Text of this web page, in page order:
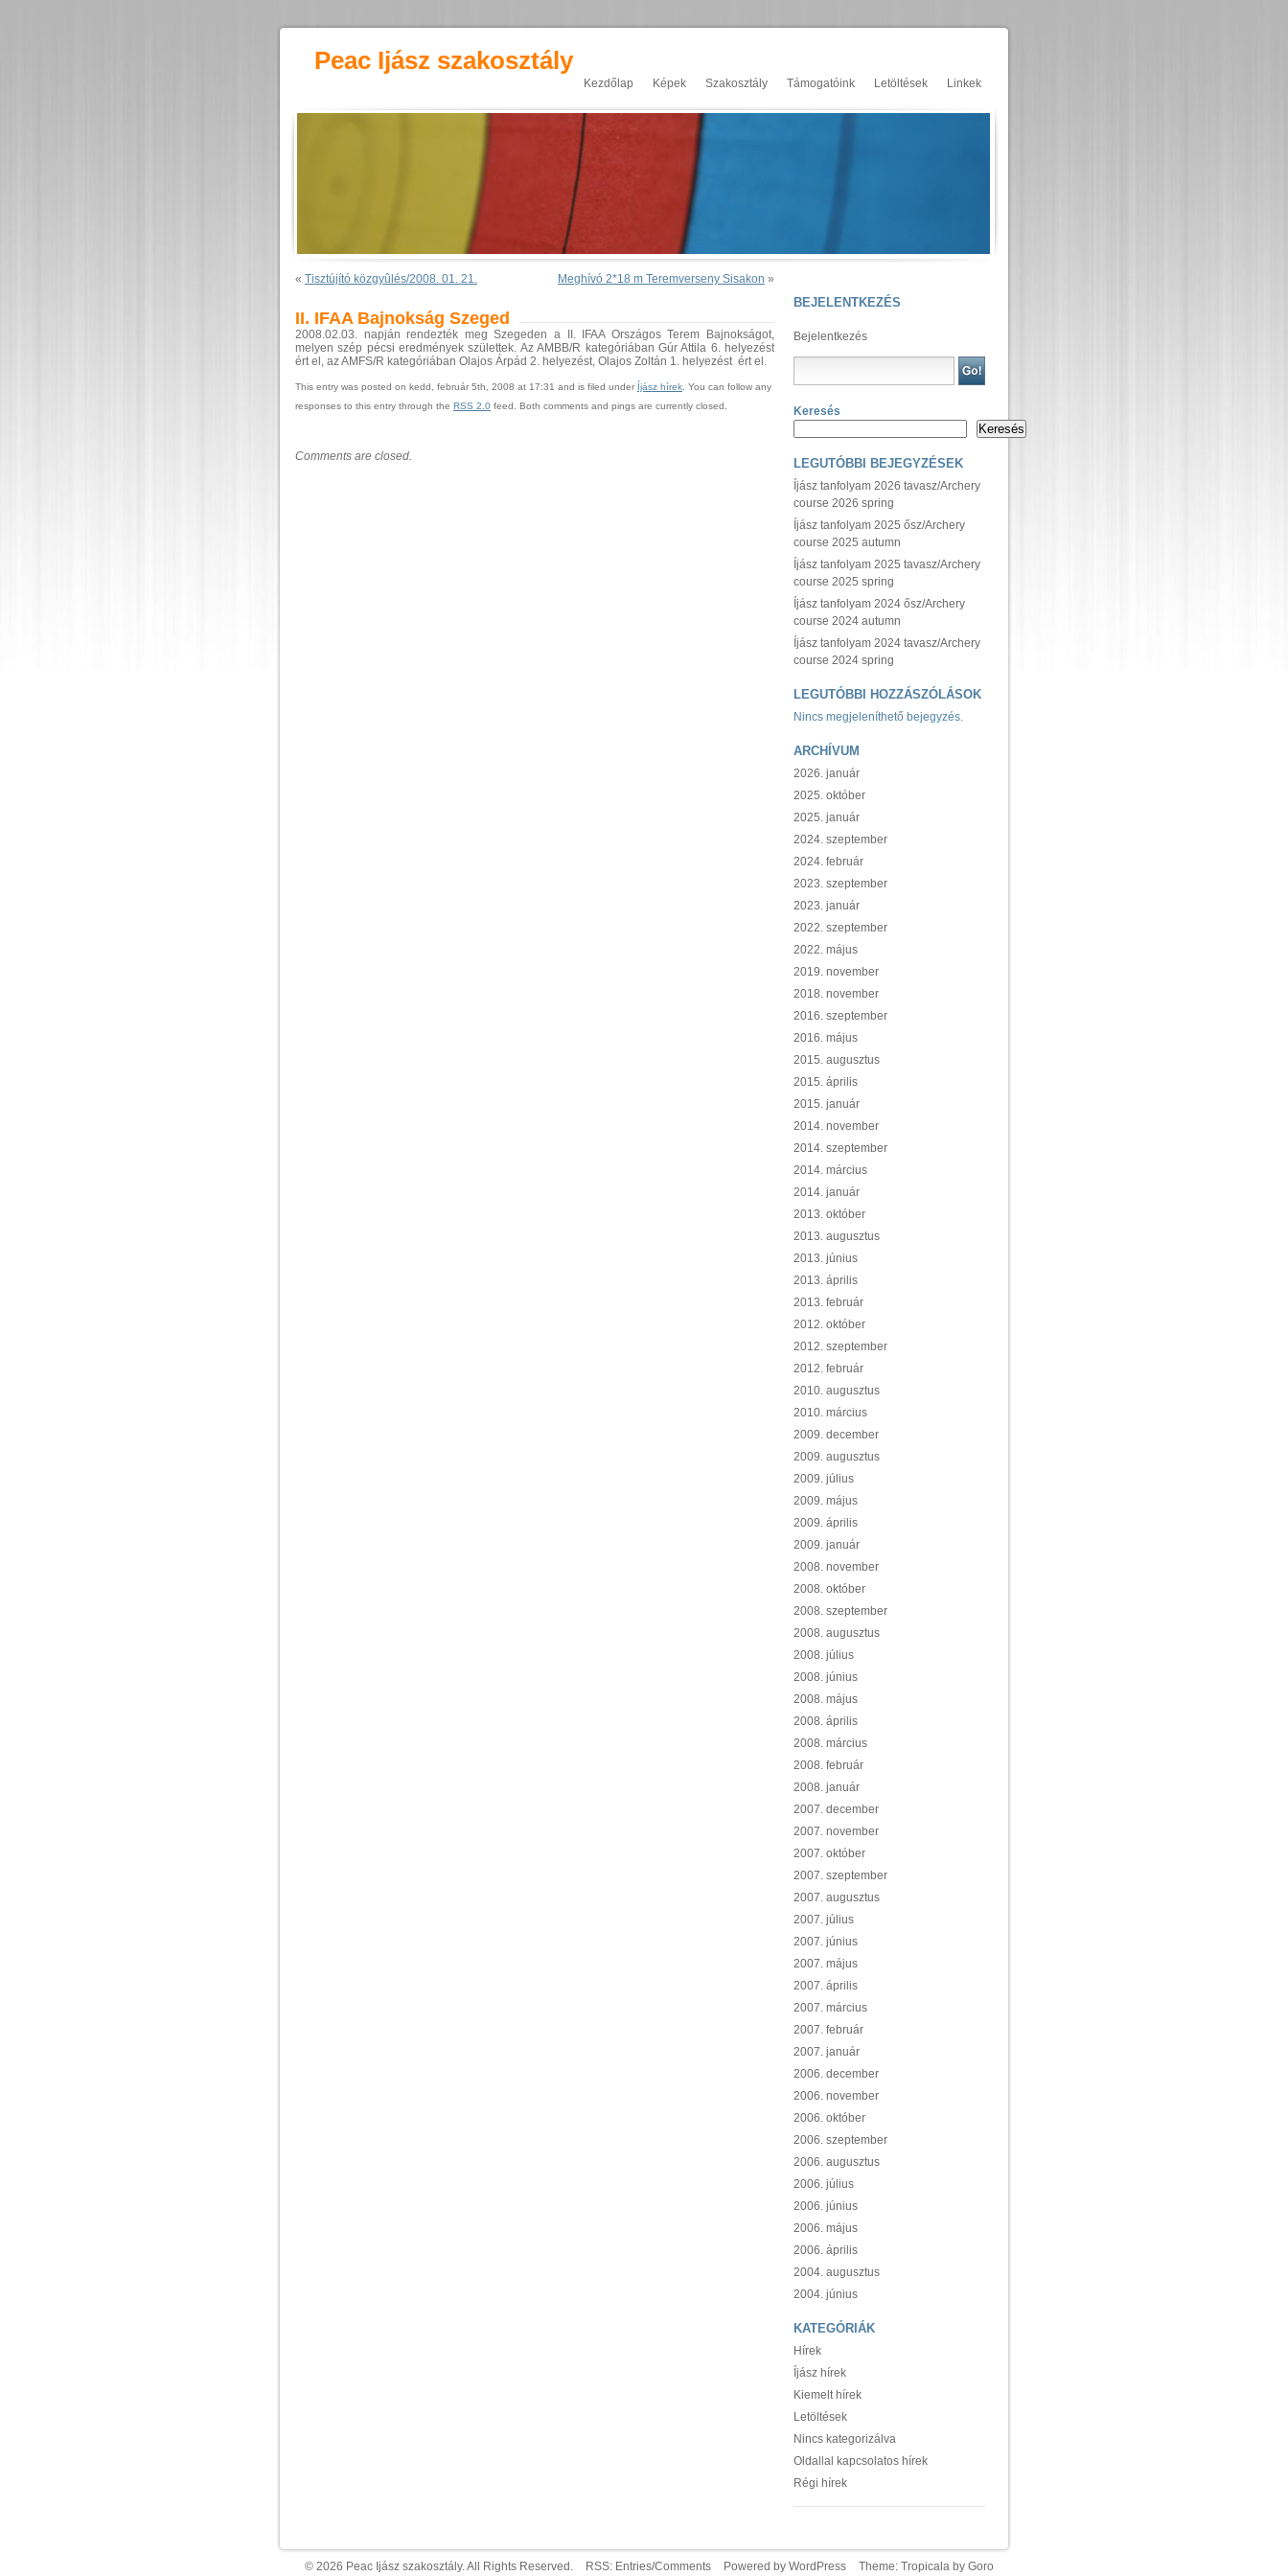
Peac Ijász szakosztály
Kezdőlap Képek Szakosztály Támogatóink Letöltések Linkek
« Tisztújító közgyûlés/2008. 01. 21. Meghívó 2*18 m Teremverseny Sisakon »
II. IFAA Bajnokság Szeged
2008.02.03. napján rendezték meg Szegeden a II. IFAA Országos Terem Bajnokságot,
melyen szép pécsi eredmények születtek. Az AMBB/R kategóriában Gúr Attila 6. helyezést
ért el, az AMFS/R kategóriában Olajos Árpád 2. helyezést, Olajos Zoltán 1. helyezést ért el.
This entry was posted on kedd, február 5th, 2008 at 17:31 and is filed under Íjász hírek . You can follow any
responses to this entry through the RSS 2.0 feed. Both comments and pings are currently closed.
Comments are closed.
BEJELENTKEZÉS
Bejelentkezés
Keresés
Keresés
LEGUTÓBBI BEJEGYZÉSEK
Íjász tanfolyam 2026 tavasz/Archery
course 2026 spring
Íjász tanfolyam 2025 ősz/Archery
course 2025 autumn
Íjász tanfolyam 2025 tavasz/Archery
course 2025 spring
Íjász tanfolyam 2024 ősz/Archery
course 2024 autumn
Íjász tanfolyam 2024 tavasz/Archery
course 2024 spring
LEGUTÓBBI HOZZÁSZÓLÁSOK
Nincs megjeleníthető bejegyzés.
ARCHÍVUM
2026. január
2025. október
2025. január
2024. szeptember
2024. február
2023. szeptember
2023. január
2022. szeptember
2022. május
2019. november
2018. november
2016. szeptember
2016. május
2015. augusztus
2015. április
2015. január
2014. november
2014. szeptember
2014. március
2014. január
2013. október
2013. augusztus
2013. június
2013. április
2013. február
2012. október
2012. szeptember
2012. február
2010. augusztus
2010. március
2009. december
2009. augusztus
2009. július
2009. május
2009. április
2009. január
2008. november
2008. október
2008. szeptember
2008. augusztus
2008. július
2008. június
2008. május
2008. április
2008. március
2008. február
2008. január
2007. december
2007. november
2007. október
2007. szeptember
2007. augusztus
2007. július
2007. június
2007. május
2007. április
2007. március
2007. február
2007. január
2006. december
2006. november
2006. október
2006. szeptember
2006. augusztus
2006. július
2006. június
2006. május
2006. április
2004. augusztus
2004. június
KATEGÓRIÁK
Hírek
Íjász hírek
Kiemelt hírek
Letöltések
Nincs kategorizálva
Oldallal kapcsolatos hírek
Régi hírek
© 2026 Peac Ijász szakosztály. All Rights Reserved. RSS: Entries/Comments Powered by WordPress Theme: Tropicalaby Goro